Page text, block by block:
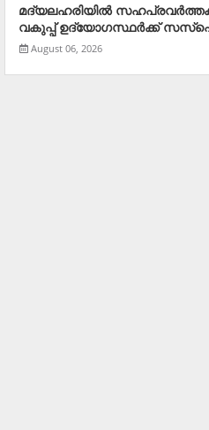
മദ്യലഹരിയിൽ
വകുപ്പ് ഉദ്യോഗസ്ഥര്‍ക്ക്
August 06, 2026